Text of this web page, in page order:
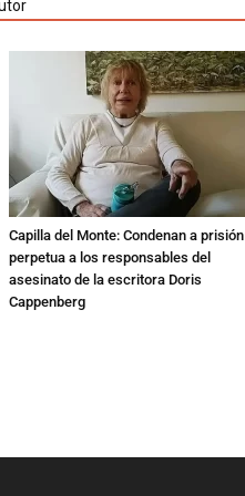
Capilla del Monte: Condenan a prisión
perpetua a los responsables del
asesinato de la escritora Doris
Cappenberg